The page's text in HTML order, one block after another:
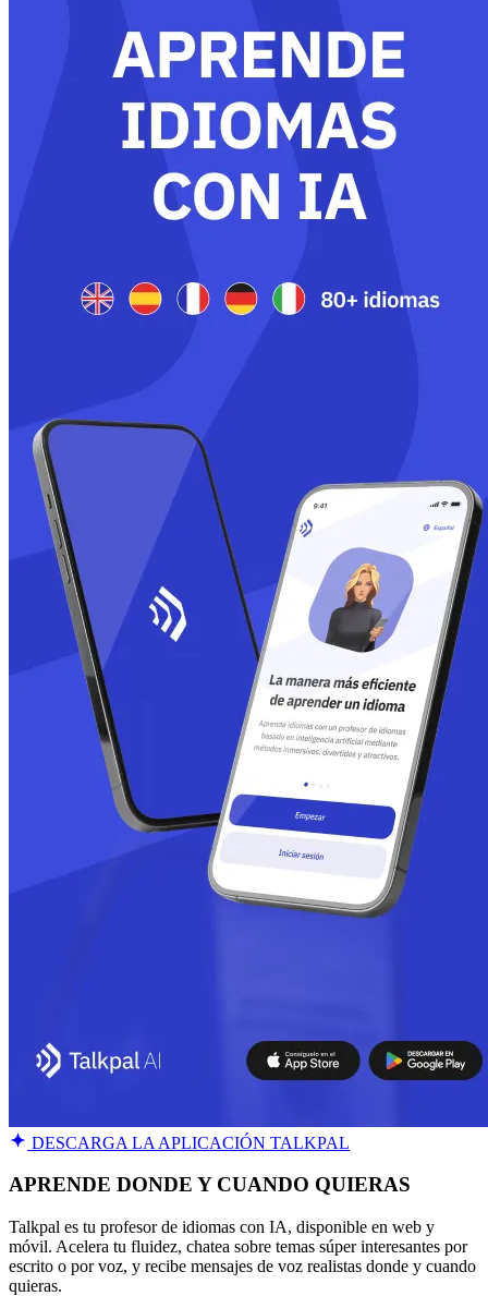
DESCARGA LA APLICACIÓN TALKPAL
APRENDE DONDE Y CUANDO QUIERAS
Talkpal es tu profesor de idiomas con IA, disponible en web y
móvil. Acelera tu fluidez, chatea sobre temas súper interesantes por
escrito o por voz, y recibe mensajes de voz realistas donde y cuando
quieras.